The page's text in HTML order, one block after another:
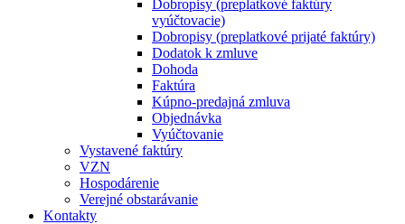
Dobropisy (preplatkové faktúry
vyúčtovacie)
Dobropisy (preplatkové prijaté faktúry)
Dodatok k zmluve
Dohoda
Faktúra
Kúpno-predajná zmluva
Objednávka
Vyúčtovanie
Vystavené faktúry
VZN
Hospodárenie
Verejné obstarávanie
Kontakty